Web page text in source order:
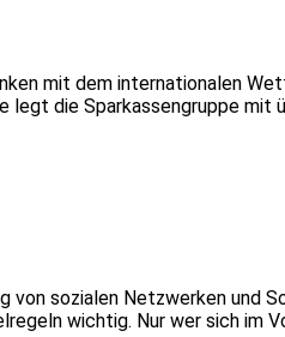
mit dem internationalen
die Sparkassengruppe mit
sozialen Netzwerken und
wichtig. Nur wer sich